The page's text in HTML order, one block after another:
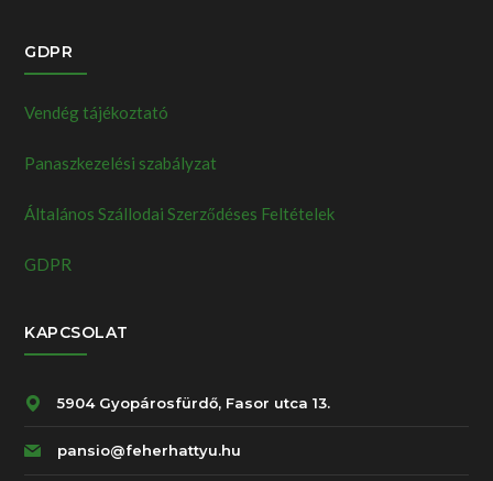
GDPR
Vendég tájékoztató
Panaszkezelési szabályzat
Általános Szállodai Szerződéses Feltételek
GDPR
KAPCSOLAT
5904 Gyopárosfürdő, Fasor utca 13.
pansio@feherhattyu.hu